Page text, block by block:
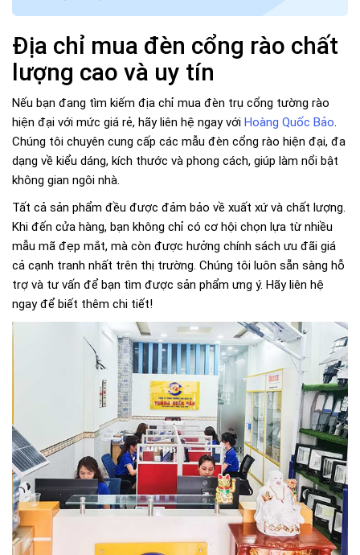
Địa chỉ mua đèn cổng rào chất
lượng cao và uy tín
Nếu bạn đang tìm kiếm địa chỉ mua đèn trụ cổng tường rào
hiện đại với mức giá rẻ, hãy liên hệ ngay với Hoàng Quốc Bảo
Chúng tôi chuyên cung cấp các mẫu đèn cổng rào hiện đại, đa
dạng về kiểu dáng, kích thước và phong cách, giúp làm nổi bật
không gian ngôi nhà.
Tất cả sản phẩm đều được đảm bảo về xuất xứ và chất lượng.
Khi đến cửa hàng, bạn không chỉ có cơ hội chọn lựa từ nhiều
mẫu mã đẹp mắt, mà còn được hưởng chính sách ưu đãi giá
cả cạnh tranh nhất trên thị trường. Chúng tôi luôn sẵn sàng hỗ
trợ và tư vấn để bạn tìm được sản phẩm ưng ý. Hãy liên hệ
ngay để biết thêm chi tiết!